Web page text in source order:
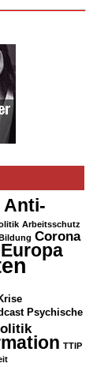
Anti-
Arbeitsschutz
Bildung Corona
Europa
Psychische
TTIP